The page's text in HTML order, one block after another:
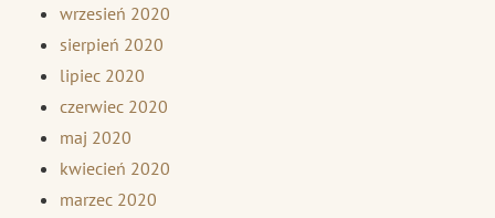
wrzesień 2020
sierpień 2020
lipiec 2020
czerwiec 2020
maj 2020
kwiecień 2020
marzec 2020